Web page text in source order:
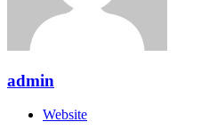
admin
Website